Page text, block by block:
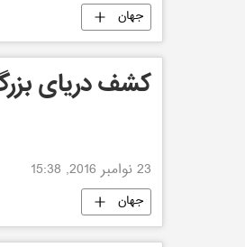
جهان
کشف دریای
23 نوامبر 2016, 15:38
جهان